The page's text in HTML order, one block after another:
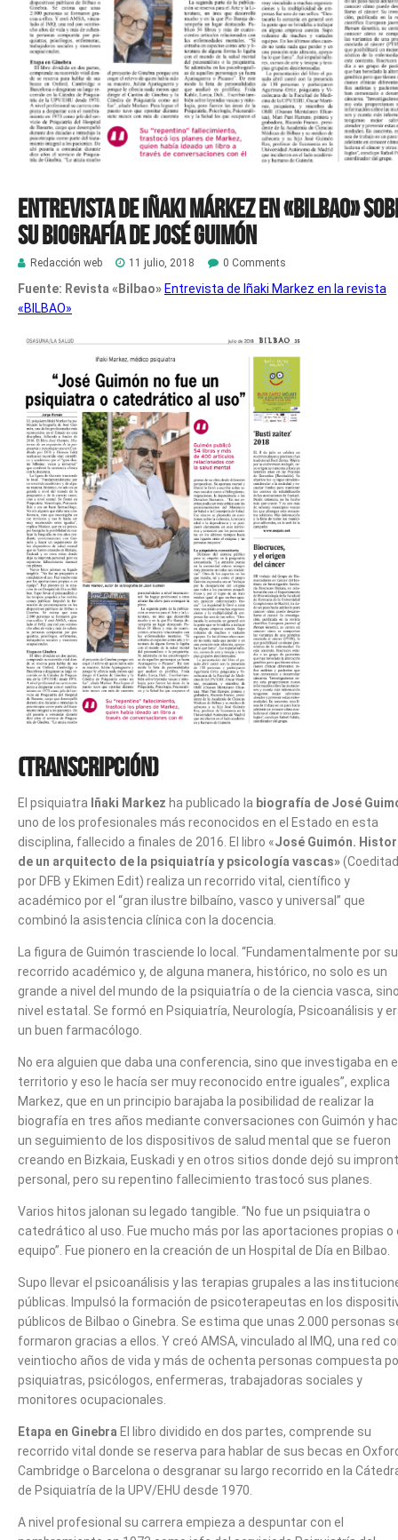
Entrevista de Iñaki Márkez en «Bilbao»
su biografía de José Guimón
Redacción web 11 julio, 2018 0 Comments
Fuente: Revista «Bilbao»Entrevista de Iñaki Markez en la revista
«BILBAO»
(Transcripción)
El psiquiatra Iñaki Markez ha publicado la biografía de José
uno de los profesionales más reconocidos en el Estado en esta
disciplina, fallecido a finales de 2016. El libro «José Guimón.
de un arquitecto de la psiquiatría y psicología vascas»
por DFB y Ekimen Edit) realiza un recorrido vital, científico y
académico por el “gran ilustre bilbaíno, vasco y universal” que
combinó la asistencia clínica con la docencia.
La figura de Guimón trasciende lo local. “Fundamentalmente por su
recorrido académico y, de alguna manera, histórico, no solo es un
grande a nivel del mundo de la psiquiatría o de la ciencia vasca,
nivel estatal. Se formó en Psiquiatría, Neurología, Psicoanálisis y
un buen farmacólogo.
No era alguien que daba una conferencia, sino que investigaba en
territorio y eso le hacía ser muy reconocido entre iguales”, explica
Markez, que en un principio barajaba la posibilidad de realizar la
biografía en tres años mediante conversaciones con Guimón y
un seguimiento de los dispositivos de salud mental que se fueron
creando en Bizkaia, Euskadi y en otros sitios donde dejó su
personal, pero su repentino fallecimiento trastocó sus planes.
Varios hitos jalonan su legado tangible. “No fue un psiquiatra o
catedrático al uso. Fue mucho más por las aportaciones propias o
equipo”. Fue pionero en la creación de un Hospital de Día en Bilbao.
Supo llevar el psicoanálisis y las terapias grupales a las
públicas. Impulsó la formación de psicoterapeutas en los
públicos de Bilbao o Ginebra. Se estima que unas 2.000 personas
formaron gracias a ellos. Y creó AMSA, vinculado al IMQ, una red
veintiocho años de vida y más de ochenta personas compuesta
psiquiatras, psicólogos, enfermeras, trabajadoras sociales y
monitores ocupacionales.
Etapa en Ginebra El libro dividido en dos partes, comprende su
recorrido vital donde se reserva para hablar de sus becas en
Cambridge o Barcelona o desgranar su largo recorrido en la
de Psiquiatría de la UPV/EHU desde 1970.
A nivel profesional su carrera empieza a despuntar con el